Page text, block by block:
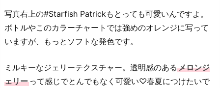
写真右上の#Starfish Patrickもとっても可愛いんですよ。
ボトルやこのカラーチャートでは強めのオレンジに写って
いますが、もっとソフトな発色です。
ミルキーなジェリーテクスチャー。透明感のあるメロンジ
ェリーって感じでとんでもなく可愛い♡春夏につけたいで